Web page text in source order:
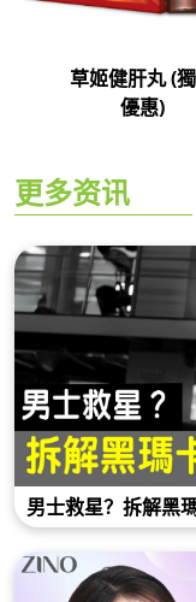
草姬健肝丸 (
優惠)
更多资讯
男士救星？拆解黑